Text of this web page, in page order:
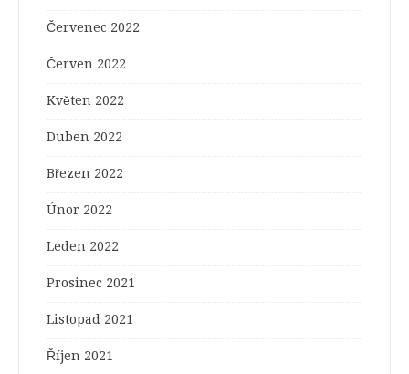
Červenec 2022
Červen 2022
Květen 2022
Duben 2022
Březen 2022
Únor 2022
Leden 2022
Prosinec 2021
Listopad 2021
Říjen 2021